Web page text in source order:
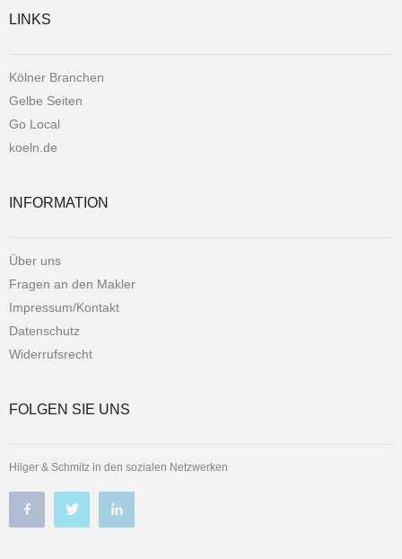
LINKS
Kölner Branchen
Gelbe Seiten
Go Local
koeln.de
INFORMATION
Über uns
Fragen an den Makler
Impressum/Kontakt
Datenschutz
Widerrufsrecht
FOLGEN SIE UNS
Hilger & Schmitz in den sozialen Netzwerken